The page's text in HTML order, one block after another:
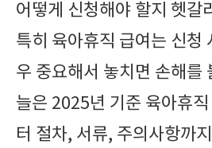
어떻게 신청해야 할지 헷갈
특히 육아휴직 급여는 신청
우 중요해서 놓치면 손해를
늘은 2025년 기준 육아휴
터 절차, 서류, 주의사항까